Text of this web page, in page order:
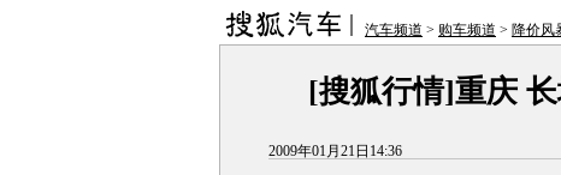
汽车频道 > 购车频道 > 降价风
[搜狐行情]重庆
2009年01月21日14:36